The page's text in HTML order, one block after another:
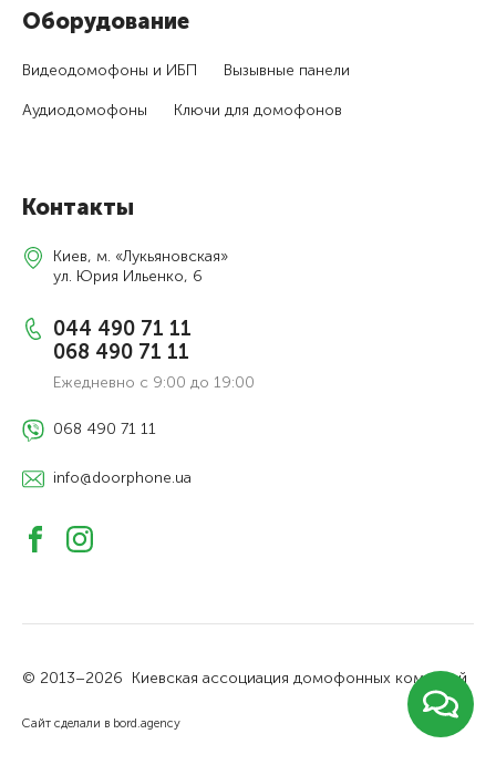
Оборудование
Видеодомофоны и ИБП Вызывные панели
Аудиодомофоны Ключи для домофонов
Контакты
Киев, м. «Лукьяновская»
ул. Юрия Ильенко, 6
044 490 71 11
068 490 71 11
Ежедневно с 9:00 до 19:00
068 490 71 11
info@doorphone.ua
© 2013–2026 Киевская ассоциация домофонных компаний
Сайт сделали в bord.agency